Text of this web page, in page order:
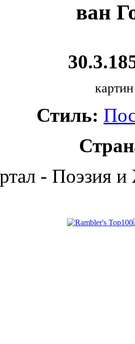
ван
Стиль:
- Поэзия